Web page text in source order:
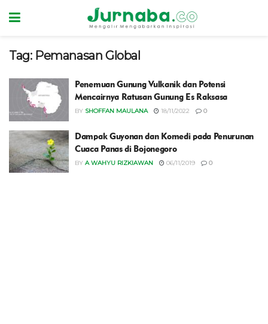
Tag: Pemanasan Global
Penemuan Gunung Vulkanik dan Potensi
Mencairnya Ratusan Gunung Es Raksasa
BY SHOFFAN MAULANA 18/11/2022 0
Dampak Guyonan dan Komedi pada Penurunan
Cuaca Panas di Bojonegoro
BY A WAHYU RIZKIAWAN 06/11/2019 0